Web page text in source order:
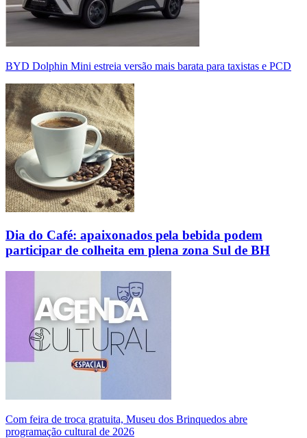
BYD Dolphin Mini estreia versão mais barata para taxistas e PCD
Dia do Café: apaixonados pela bebida podem
participar de colheita em plena zona Sul de BH
Com feira de troca gratuita, Museu dos Brinquedos abre
programação cultural de 2026